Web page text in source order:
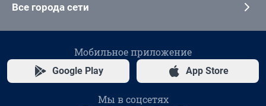
Все города сети
Мобильное приложение
Google Play App Store
Мы в соцсетях